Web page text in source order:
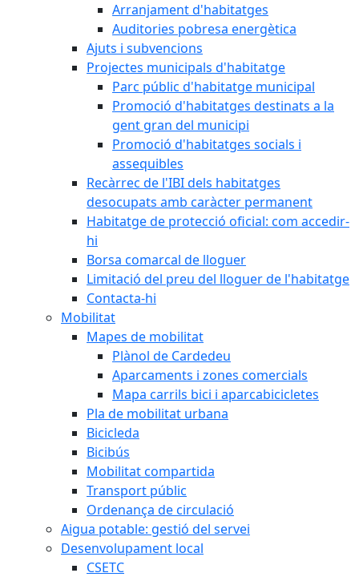
Arranjament d'habitatges
Auditories pobresa energètica
Ajuts i subvencions
Projectes municipals d'habitatge
Parc públic d'habitatge municipal
Promoció d'habitatges destinats a la
gent gran del municipi
Promoció d'habitatges socials i
assequibles
Recàrrec de l'IBI dels habitatges
desocupats amb caràcter permanent
Habitatge de protecció oficial: com accedir-
hi
Borsa comarcal de lloguer
Limitació del preu del lloguer de l'habitatge
Contacta-hi
Mobilitat
Mapes de mobilitat
Plànol de Cardedeu
Aparcaments i zones comercials
Mapa carrils bici i aparcabicicletes
Pla de mobilitat urbana
Bicicleda
Bicibús
Mobilitat compartida
Transport públic
Ordenança de circulació
Aigua potable: gestió del servei
Desenvolupament local
CSETC